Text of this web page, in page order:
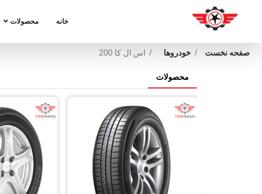
خانه محصولات
صفحه نخست خودروها اس ال کا 200
محصولات